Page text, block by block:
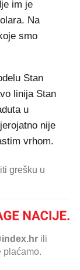
im je
Na
smo
Stan
linija Stan
u
nije
vrhom.
grešku u
ili
plaćamo.